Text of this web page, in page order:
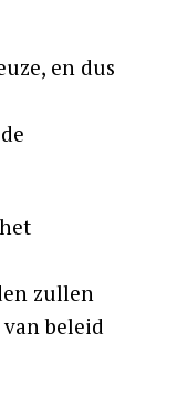
en dus
zullen
beleid